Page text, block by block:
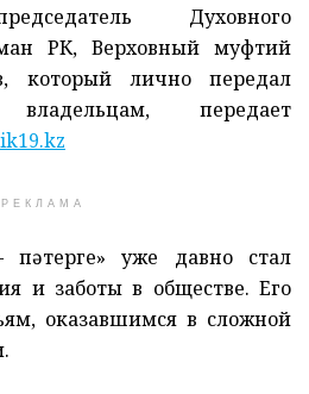
Духовного
РК, Верховный муфтий
который лично передал
передает
РЕКЛАМА
пәтерге» уже давно стал
и заботы в обществе. Его
оказавшимся в сложной